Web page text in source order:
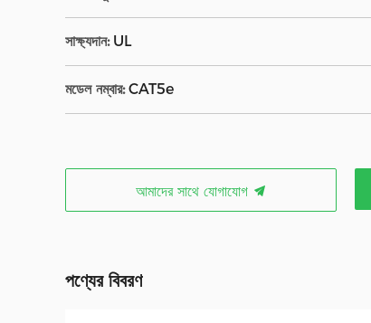
সাক্ষ্যদান: UL
মডেল নম্বার: CAT5e
আমাদের সাথে যোগাযোগ
পণ্যের বিবরণ